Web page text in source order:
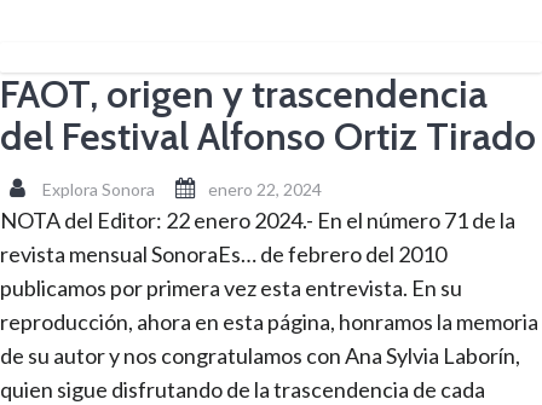
FAOT, origen y trascendencia
del Festival Alfonso Ortiz Tirado
Explora Sonora enero 22, 2024
NOTA del Editor: 22 enero 2024.- En el número 71 de la
revista mensual SonoraEs… de febrero del 2010
publicamos por primera vez esta entrevista. En su
reproducción, ahora en esta página, honramos la memoria
de su autor y nos congratulamos con Ana Sylvia Laborín,
quien sigue disfrutando de la trascendencia de cada